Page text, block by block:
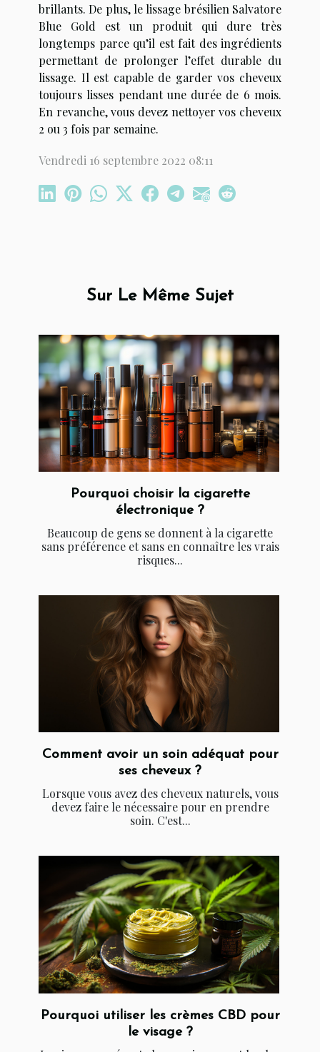
brillants. De plus, le lissage brésilien Salvatore
Blue Gold est un produit qui dure très
longtemps parce qu’il est fait des ingrédients
permettant de prolonger l’effet durable du
lissage. Il est capable de garder vos cheveux
toujours lisses pendant une durée de 6 mois.
En revanche, vous devez nettoyer vos cheveux
2 ou 3 fois par semaine.
Vendredi 16 septembre 2022 08:11
Sur Le Même Sujet
Pourquoi choisir la cigarette
électronique ?
Beaucoup de gens se donnent à la cigarette
sans préférence et sans en connaître les vrais
risques...
Comment avoir un soin adéquat pour
ses cheveux ?
Lorsque vous avez des cheveux naturels, vous
devez faire le nécessaire pour en prendre
soin. C'est...
Pourquoi utiliser les crèmes CBD pour
le visage ?